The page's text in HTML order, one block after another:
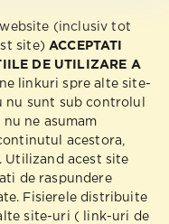
(inclusiv tot
site) ACCEPTATI
DE UTILIZARE A
linkuri spre alte site-
nu sunt sub controlul
ne asumam
acestora,
Utilizand acest site
de raspundere
Fisierele distribuite
site-uri ( link-uri de